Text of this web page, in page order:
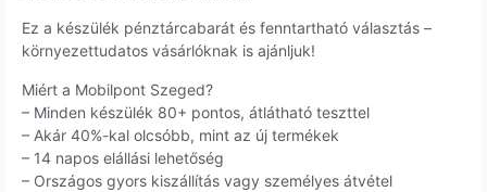
Ez a készülék pénztárcabarát és fenntartható választás –
környezettudatos vásárlóknak is ajánljuk!
Miért a Mobilpont Szeged?
– Minden készülék 80+ pontos, átlátható teszttel
– Akár 40%-kal olcsóbb, mint az új termékek
– 14 napos elállási lehetőség
– Országos gyors kiszállítás vagy személyes átvétel